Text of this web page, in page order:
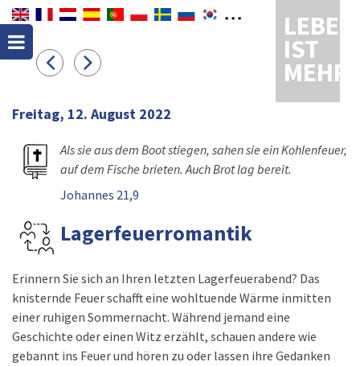
LEBEN
IST
MEHR
Freitag, 12. August 2022
Als sie aus dem Boot stiegen, sahen sie ein Kohlenfeuer,
auf dem Fische brieten. Auch Brot lag bereit.
Johannes 21,9
Lagerfeuerromantik
Erinnern Sie sich an Ihren letzten Lagerfeuerabend? Das
knisternde Feuer schafft eine wohltuende Wärme inmitten
einer ruhigen Sommernacht. Während jemand eine
Geschichte oder einen Witz erzählt, schauen andere wie
gebannt ins Feuer und hören zu oder lassen ihre Gedanken